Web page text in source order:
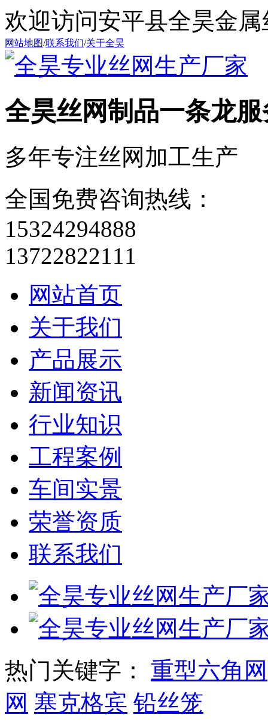
欢迎访问安平县全昊金
网站地图/联系我们/关于全昊
全昊丝网制品一条龙
多年专注丝网加工生产
全国免费咨询热线：
15324294888
13722822111
网站首页
关于我们
产品展示
新闻资讯
行业知识
工程案例
车间实景
荣誉资质
联系我们
热门关键字： 重型六角网
网 塞克格宾 铅丝笼